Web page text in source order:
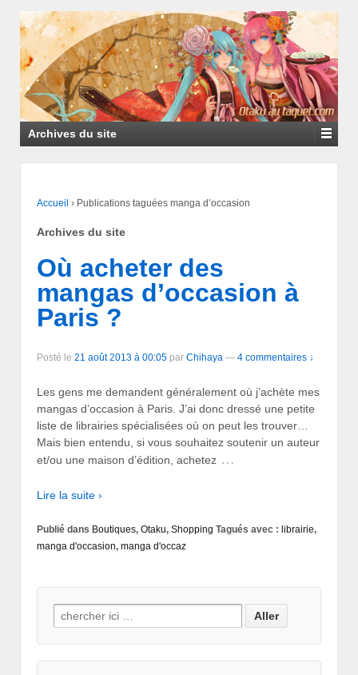
Archives du site
Accueil › Publications taguées manga d’occasion
Archives du site
Où acheter des
mangas d’occasion à
Paris ?
Posté le 21 août 2013 à 00:05 par Chihaya — 4 commentaires ↓
Les gens me demandent généralement où j’achète mes
mangas d’occasion à Paris. J’ai donc dressé une petite
liste de librairies spécialisées où on peut les trouver…
Mais bien entendu, si vous souhaitez soutenir un auteur
et/ou une maison d’édition, achetez …
Lire la suite ›
Publié dans Boutiques, Otaku, Shopping Tagués avec : librairie,
manga d'occasion, manga d'occaz
Search for: